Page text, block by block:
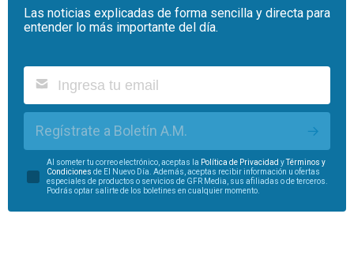
Las noticias explicadas de forma sencilla y directa para
entender lo más importante del día.
Regístrate a Boletín A.M.
Al someter tu correo electrónico, aceptas la Política de Privacidad yTérminos y
Condiciones de El Nuevo Día. Además, aceptas recibir información u ofertas
especiales de productos o servicios de GFR Media, sus afiliadas o de terceros.
Podrás optar salirte de los boletines en cualquier momento.